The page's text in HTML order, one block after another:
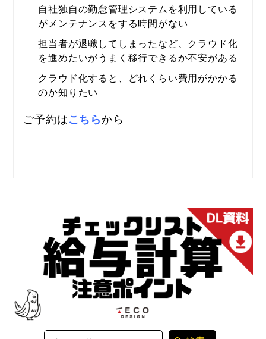
自社独自の勤怠管理システムを利用している
がメンテナンスをする時間がない
担当者が退職してしまったなど、クラウド化
を進めたいがうまく移行できるか不安がある
クラウド化すると、どれくらい費用がかかる
のか知りたい
ご予約はこちらから